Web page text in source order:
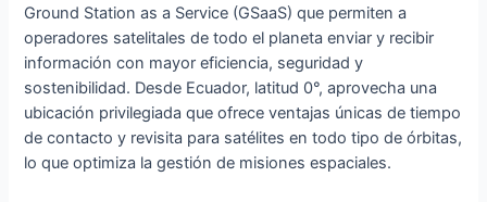
Ground Station as a Service (GSaaS) que permiten a
operadores satelitales de todo el planeta enviar y recibir
información con mayor eficiencia, seguridad y
sostenibilidad. Desde Ecuador, latitud 0°, aprovecha una
ubicación privilegiada que ofrece ventajas únicas de tiempo
de contacto y revisita para satélites en todo tipo de órbitas,
lo que optimiza la gestión de misiones espaciales.